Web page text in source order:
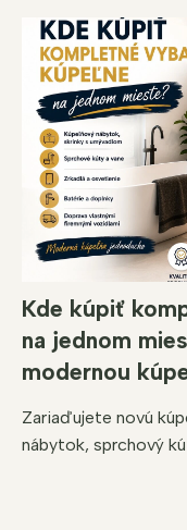
Kde kúpiť
na jednom
modernou
Zariaďujete novú
nábytok, sprchový